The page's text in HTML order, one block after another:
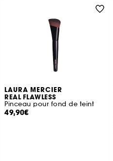
LAURA MERCIER
REAL FLAWLESS
Pinceau pour fond de teint
49,90€